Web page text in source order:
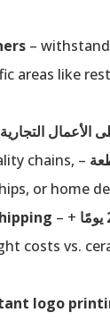
–
areas like
الأعمال
chains,
or home
+
–
costs vs.
logo